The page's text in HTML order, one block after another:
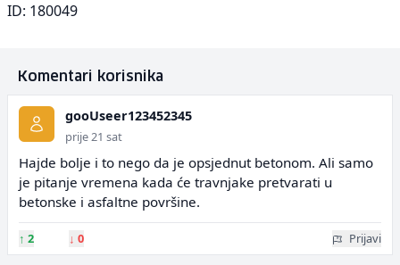
ID: 180049
Komentari korisnika
gooUseer123452345
prije 21 sat
Hajde bolje i to nego da je opsjednut betonom. Ali samo
je pitanje vremena kada će travnjake pretvarati u
betonske i asfaltne površine.
↑ 2 ↓ 0 Prijavi